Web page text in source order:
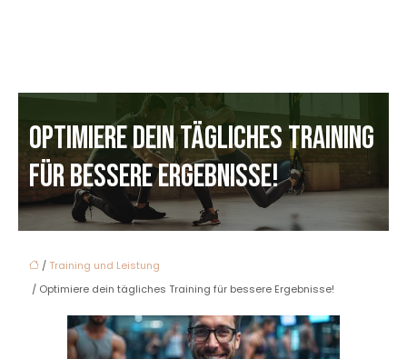
OPTIMIERE DEIN TÄGLICHES TRAINING
FÜR BESSERE ERGEBNISSE!
/ Training und Leistung
/ Optimiere dein tägliches Training für bessere Ergebnisse!